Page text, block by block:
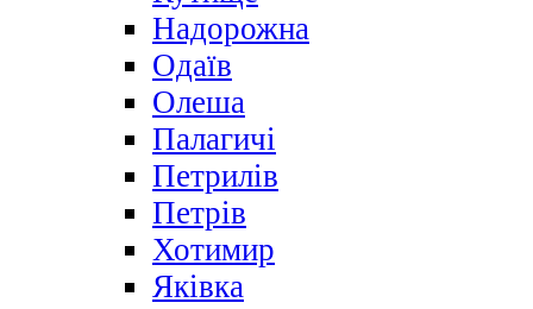
Надорожна
Одаїв
Олеша
Палагичі
Петрилів
Петрів
Хотимир
Яківка